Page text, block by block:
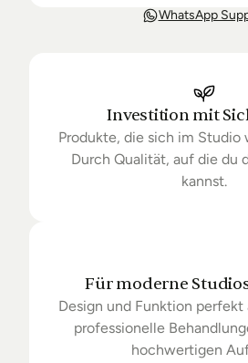
Unsere Lieferung ist in der Regel
Lieferung unter Umständen um
verzögern.
WhatsApp
Investition mit
Produkte, die sich im Studio
Durch Qualität, auf die du
kannst.
Für moderne
Design und Funktion
professionelle
hochwertigen